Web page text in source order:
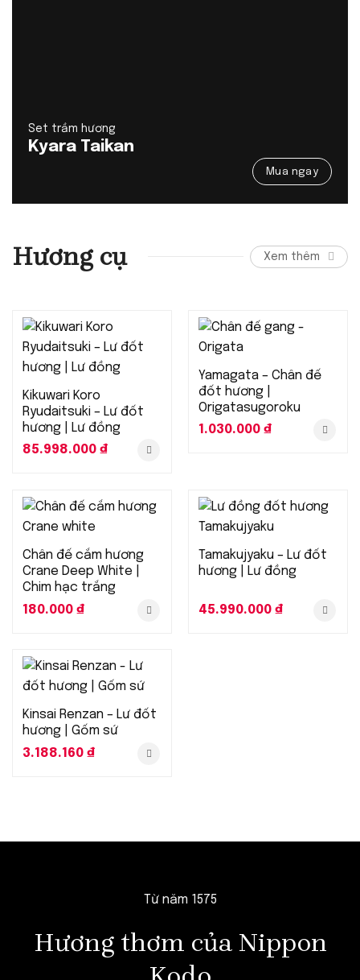
Set trầm hương
Kyara Taikan
Mua ngay
Hương cụ Xem thêm
Kikuwari Koro
Ryudaitsuki – Lư đốt
hương | Lư đồng
85.998.000 ₫
Yamagata – Chân đế
đốt hương |
Origatasugoroku
1.030.000 ₫
Chân đế cắm hương
Crane Deep White |
Chim hạc trắng
180.000 ₫
Tamakujyaku – Lư đốt
hương | Lư đồng
45.990.000 ₫
Kinsai Renzan – Lư đốt
hương | Gốm sứ
3.188.160 ₫
Từ năm 1575
Hương thơm của Nippon